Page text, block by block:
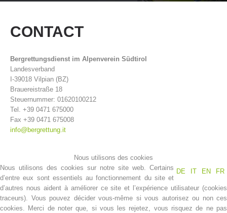
Histoire de l'association
CONTACT
Bergrettungsdienst im Alpenverein Südtirol
Landesverband
I-39018 Vilpian (BZ)
Brauereistraße 18
Steuernummer: 01620100212
Tel. +39 0471 675000
Fax +39 0471 675008
info@bergrettung.it
Nous utilisons des cookies
DE
IT EN FR
Nous utilisons des cookies sur notre site web. Certains
d’entre eux sont essentiels au fonctionnement du site et
d’autres nous aident à améliorer ce site et l’expérience utilisateur (cookies
traceurs). Vous pouvez décider vous-même si vous autorisez ou non ces
cookies. Merci de noter que, si vous les rejetez, vous risquez de ne pas